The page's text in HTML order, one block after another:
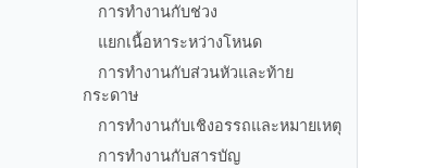
การทำงานกับช่วง
แยกเนื้อหาระหว่างโหนด
การทำงานกับส่วนหัวและท้าย
กระดาษ
การทำงานกับเชิงอรรถและหมายเหตุ
การทำงานกับสารบัญ